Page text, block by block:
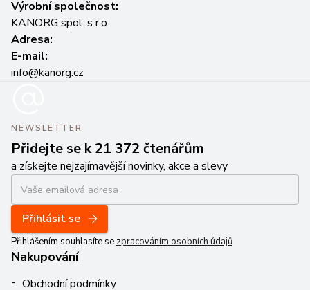
Výrobní společnost:
KANORG spol. s r.o.
Adresa:
E-mail:
info@kanorg.cz
NEWSLETTER
Přidejte se k 21 372 čtenářům
a získejte nejzajímavější novinky, akce a slevy
Přihlásit se
Přihlášením souhlasíte se zpracováním osobních údajů
Nakupování
Obchodní podmínky